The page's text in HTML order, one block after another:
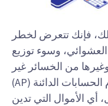
فإنك تتعرض لخطر
العشوائي، وسوء توزيع
من الخسائر غير
الضرورية. وقد صُممت أقسام الحسابات الدائنة (AP)
أي الأموال التي تدين